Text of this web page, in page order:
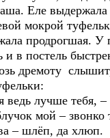
Еле выдержала
мокрой
продрогшая. У
и в постель
дремоту
ведь лучше тебя, –
мой – звонко
– шлёп, да хлюп.